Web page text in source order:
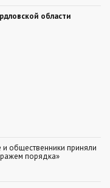
области
и общественники приняли
порядка»